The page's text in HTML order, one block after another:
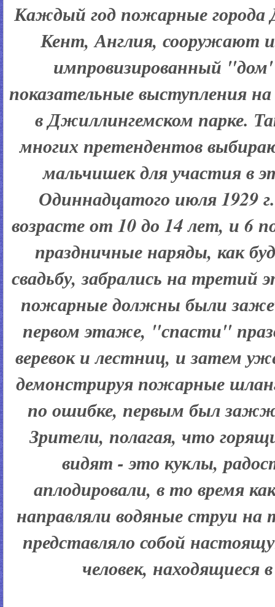
Каждый год пожарные города
Кент, Англия, сооружают
импровизированный
показательные выступления
в Джиллингемском парке.
многих претендентов
мальчишек для участия в
Одиннадцатого июля 1929
возрасте от 10 до 14 лет, и 6
праздничные наряды, как
свадьбу, забрались на
пожарные должны были
первом этаже, "спасти"
веревок и лестниц, и затем
демонстрируя пожарные
по ошибке, первым был
Зрители, полагая, что
видят - это куклы,
аплодировали, в то время
направляли водяные струи
представляло собой
человек, находящиеся